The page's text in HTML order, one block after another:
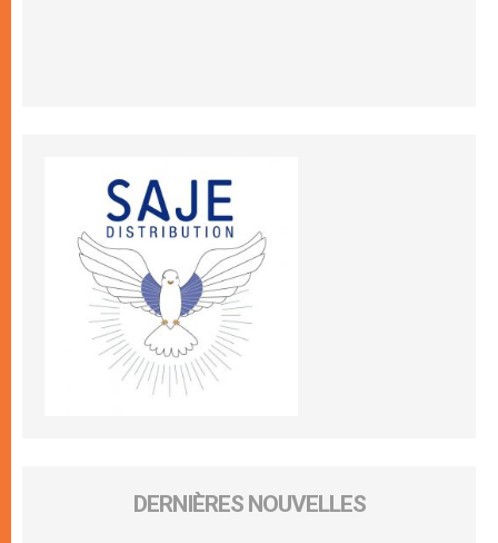
DERNIÈRES NOUVELLES